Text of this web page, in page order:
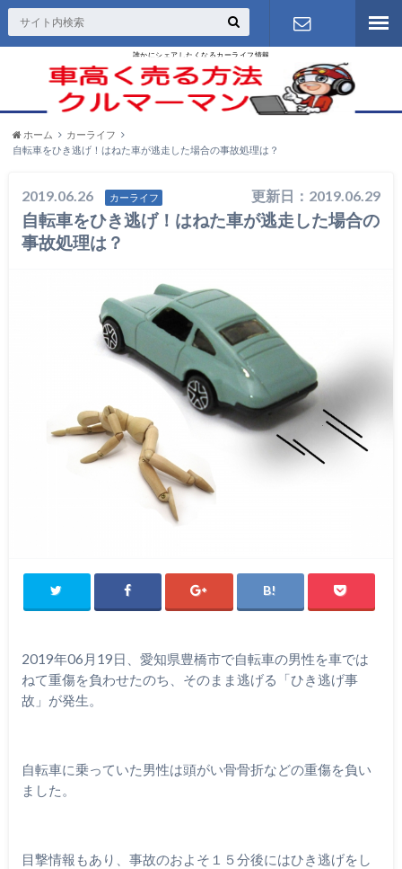
誰かにシェアしたくなるカーライフ情報
お問い合わ
せ
ホーム
カーライフ
自転車をひき逃げ！はねた車が逃走した場合の事故処理は？
2019.06.26 カーライフ 更新日：2019.06.29
自転車をひき逃げ！はねた車が逃走した場合の
事故処理は？
2019年06 月 19日、愛知県豊橋市で自転車の男性を車では
ねて重傷を負わせたのち、そのまま逃げる「ひき逃げ事
故」が発生。
自転車に乗っていた男性は頭がい骨骨折などの重傷を負い
ました。
目撃情報もあり、事故のおよそ１５分後にはひき逃げをし